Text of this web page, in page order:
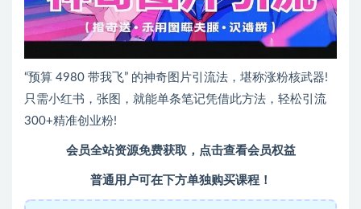
“预算 4980 带我飞” 的神奇图片引流法，堪称涨粉核武器!
只需小红书，张图，就能单条笔记凭借此方法，轻松引流
300+精准创业粉!
会员全站资源免费获取，点击查看会员权益
普通用户可在下方单独购买课程！